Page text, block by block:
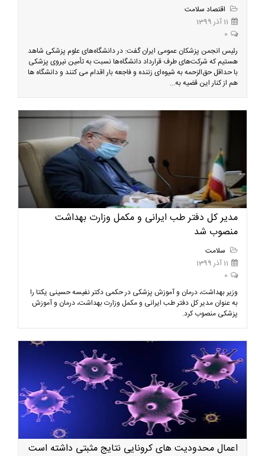
اقتصاد سلامت
11 آذر 1399
0
رئیس انجمن پزشکان عمومی ایران گفت: در دانشگاه‌های علوم پزشکی شاهد
هستیم که شرکت‌های طرف قرارداد دانشگاه‌ها نسبت به تأمین نیروی پزشکی
با حداقل حق‌الزحمه به شیوه‌ای زننده و فاجعه بار اقدام می کنند و دانشگاه ها
هم از کنار این قضیه به...
مدیر کل دفتر طب ایرانی و مکمل وزارت بهداشت
منصوب شد
سلامت
11 آذر 1399
0
وزیر بهداشت، درمان و آموزش پزشکی در حکمی دکتر نفیسه حسینی یکتا را
به عنوان مدیر کل دفتر طب ایرانی و مکمل وزارت بهداشت، درمان و آموزش
پزشکی منصوب کرد.
اعمال محدودیت های کرونایی نتایج مثبتی داشته است